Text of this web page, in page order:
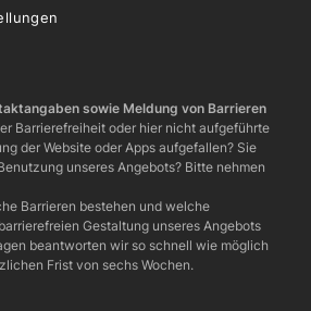
sowie Meldung von Barrieren
Barrierefreiheit oder hier nicht aufgeführte
der Website oder Apps aufgefallen? Sie
unseres Angebots? Bitte nehmen
Barrieren bestehen und welche
Gestaltung unseres Angebots
beantworten wir so schnell wie möglich
Frist von sechs Wochen.